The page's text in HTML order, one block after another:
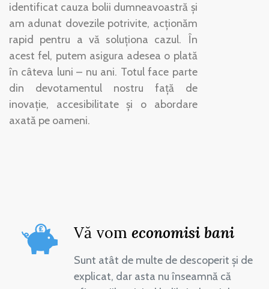
identificat cauza bolii dumneavoastră și
am adunat dovezile potrivite, acționăm
rapid pentru a vă soluționa cazul. În
acest fel, putem asigura adesea o plată
în câteva luni – nu ani. Totul face parte
din devotamentul nostru față de
inovație, accesibilitate și o abordare
axată pe oameni.
Vă vom economisi bani
Sunt atât de multe de descoperit și de
explicat, dar asta nu înseamnă că